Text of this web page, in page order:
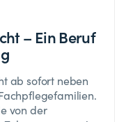
– Ein Beruf
ab sofort neben
von der